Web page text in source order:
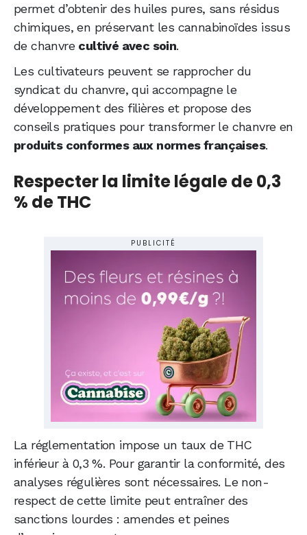
permet d’obtenir des huiles pures, sans résidus
chimiques, en préservant les cannabinoïdes issus
de chanvre cultivé avec soin.
Les cultivateurs peuvent se rapprocher du
syndicat du chanvre, qui accompagne le
développement des filières et propose des
conseils pratiques pour transformer le chanvre en
produits conformes aux normes françaises.
Respecter la limite légale de 0,3
% de THC
PUBLICITÉ
La réglementation impose un taux de THC
inférieur à 0,3 %. Pour garantir la conformité, des
analyses régulières sont nécessaires. Le non-
respect de cette limite peut entraîner des
sanctions lourdes : amendes et peines